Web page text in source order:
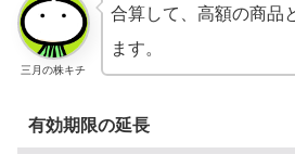
三月の株キチ
合算して、高額の商品
ます。
有効期限の延長